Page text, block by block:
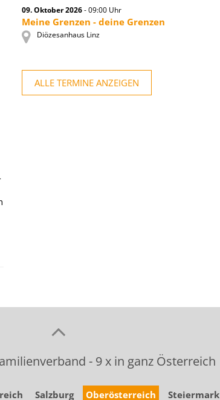
09. Oktober 2026- 09:00 Uhr
Meine Grenzen - deine Grenzen
Diözesanhaus Linz
ALLE TERMINE ANZEIGEN
- 9 x in ganz Österreich
Salzburg Oberösterreich Steiermark